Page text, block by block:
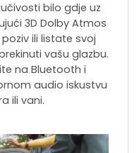
bilo gdje uz
3D Dolby Atmos
ili listate svoj
vašu glazbu.
na Bluetooth i
audio iskustvu
ili vani.